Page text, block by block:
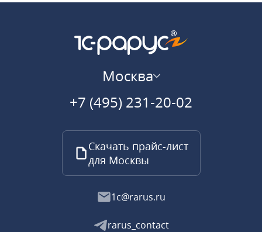
Москва
+7 (495) 231-20-02
Скачать прайс-лист
для Москвы
1c@rarus.ru
rarus_contact